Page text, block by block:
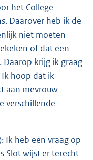
het College
Daarover heb ik de
niet moeten
of dat een
Daarop krijg ik graag
hoop dat ik
aan mevrouw
verschillende
Ik heb een vraag op
Slot wijst er terecht